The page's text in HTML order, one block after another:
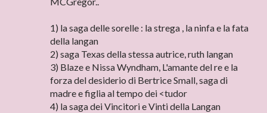
1) la saga delle sorelle : la strega , la ninfa e la fata
della langan
2) saga Texas della stessa autrice, ruth langan
3) Blaze e Nissa Wyndham, L'amante del re e la
forza del desiderio di Bertrice Small, saga di
madre e figlia al tempo dei <tudor
4) la saga dei Vincitori e Vinti della Langan